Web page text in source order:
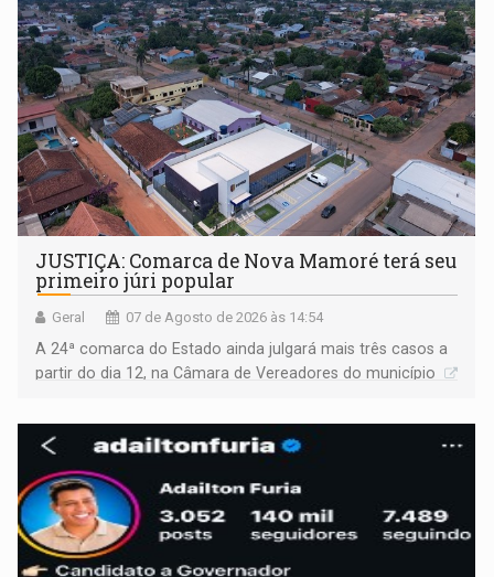
JUSTIÇA: Comarca de Nova Mamoré terá seu
primeiro júri popular
Geral 07 de Agosto de 2026 às 14:54
A 24ª comarca do Estado ainda julgará mais três casos a
partir do dia 12, na Câmara de Vereadores do município